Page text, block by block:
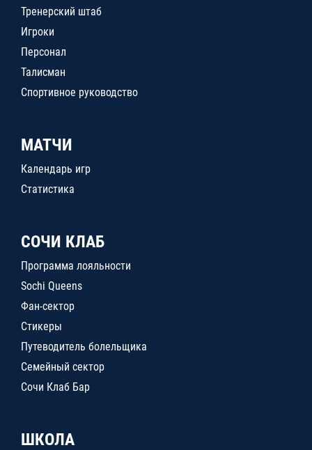
Тренерский штаб
Игроки
Персонал
Талисман
Спортивное руководство
МАТЧИ
Календарь игр
Статистика
СОЧИ КЛАБ
Программа лояльности
Sochi Queens
Фан-сектор
Стикеры
Путеводитель болельщика
Семейный сектор
Сочи Клаб Бар
ШКОЛА